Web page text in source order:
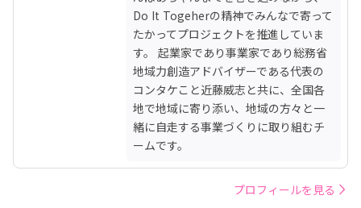
Do It Togeherの精神でみんなで寄って
たかってプロジェクトを推進していま
す。 起業家であり事業家であり総務省
地域力創造アドバイザーである代表の
コンタケこと近藤威志と共に、全国各
地で地域に寄り添い、地域の方々と一
緒に自走する事業づくりに取り組むチ
ームです。
プロフィールを見る